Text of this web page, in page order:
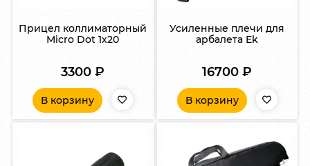
Прицел коллиматорный
Micro Dot 1х20
3300₽
В корзину
Усиленные плечи для
арбалета Ek
16700₽
В корзину